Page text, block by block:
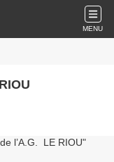
MENU